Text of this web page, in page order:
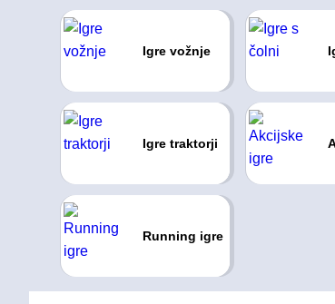
Igre vožnje
Igre traktorji
Running igre